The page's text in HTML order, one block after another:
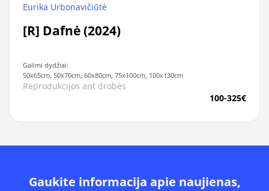
Eurika Urbonavičiūtė
[R] Dafnė (2024)
Galimi dydžiai:
50x65cm, 50x70cm, 60x80cm, 75x100cm, 100x130cm
Reprodukcijos ant drobės
100-325€
Gaukite informacija apie naujienas,